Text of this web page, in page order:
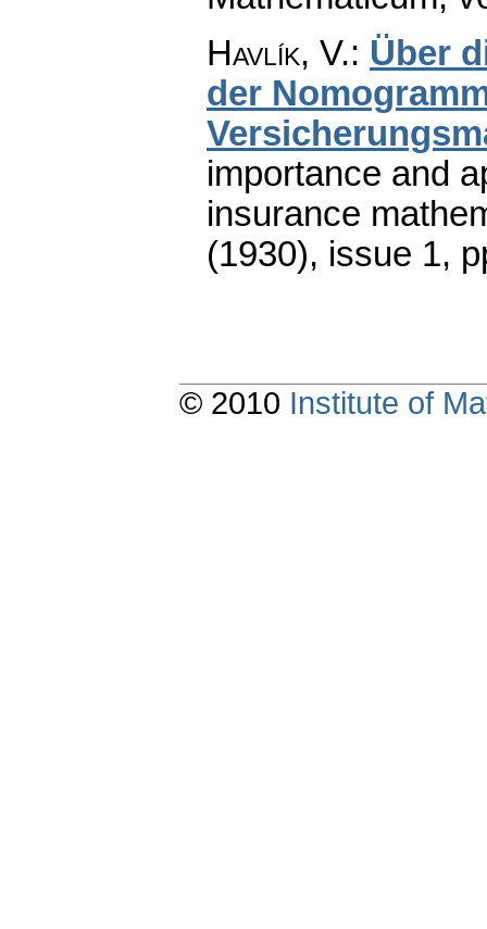
Havlík, V.: Über
der
importance and
insurance
(1930), issue 1,
© 2010 Institute of